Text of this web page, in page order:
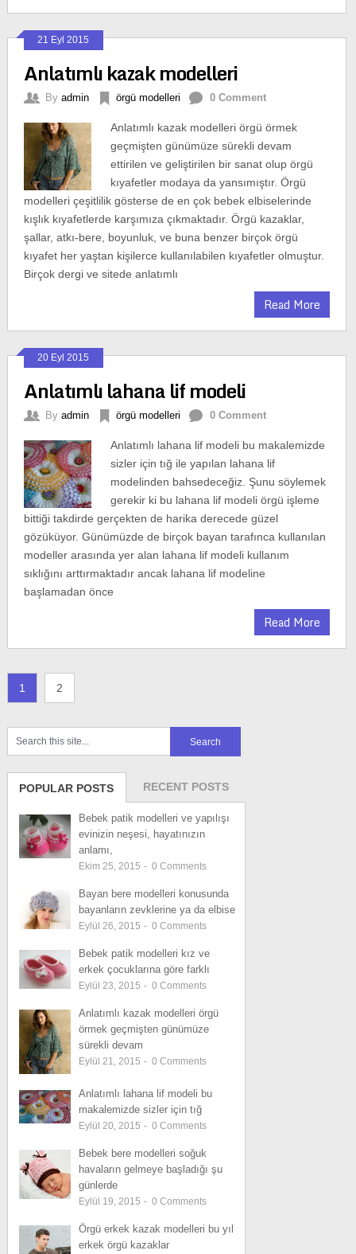
21 Eyl 2015
Anlatımlı kazak modelleri
By admin örgü modelleri 0 Comment
Anlatımlı kazak modelleri örgü örmek
geçmişten günümüze sürekli devam
ettirilen ve geliştirilen bir sanat olup örgü
kıyafetler modaya da yansımıştır. Örgü
modelleri çeşitlilik gösterse de en çok bebek elbiselerinde
kışlık kıyafetlerde karşımıza çıkmaktadır. Örgü kazaklar,
şallar, atkı-bere, boyunluk, ve buna benzer birçok örgü
kıyafet her yaştan kişilerce kullanılabilen kıyafetler olmuştur.
Birçok dergi ve sitede anlatımlı
Read More
20 Eyl 2015
Anlatımlı lahana lif modeli
By admin örgü modelleri 0 Comment
Anlatımlı lahana lif modeli bu makalemizde
sizler için tığ ile yapılan lahana lif
modelinden bahsedeceğiz. Şunu söylemek
gerekir ki bu lahana lif modeli örgü işleme
bittiği takdirde gerçekten de harika derecede güzel
gözüküyor. Günümüzde de birçok bayan tarafınca kullanılan
modeller arasında yer alan lahana lif modeli kullanım
sıklığını arttırmaktadır ancak lahana lif modeline
başlamadan önce
Read More
1 2
POPULAR POSTS RECENT POSTS
Bebek patik modelleri ve yapılışı
evinizin neşesi, hayatınızın
anlamı,
Ekim 25, 2015 - 0 Comments
Bayan bere modelleri konusunda
bayanların zevklerine ya da elbise
Eylül 26, 2015 - 0 Comments
Bebek patik modelleri kız ve
erkek çocuklarına göre farklı
Eylül 23, 2015 - 0 Comments
Anlatımlı kazak modelleri örgü
örmek geçmişten günümüze
sürekli devam
Eylül 21, 2015 - 0 Comments
Anlatımlı lahana lif modeli bu
makalemizde sizler için tığ
Eylül 20, 2015 - 0 Comments
Bebek bere modelleri soğuk
havaların gelmeye başladığı şu
günlerde
Eylül 19, 2015 - 0 Comments
Örgü erkek kazak modelleri bu yıl
erkek örgü kazaklar